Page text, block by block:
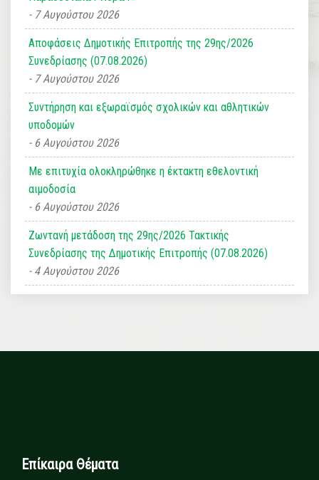
7 Αυγούστου 2026
Αποφάσεις Δημοτικής Επιτροπής της 29ης/2026
Συνεδρίασης (07.08.2026)
7 Αυγούστου 2026
Συντήρηση και εξωραϊσμός σχολικών και αθλητικών
υποδομών
6 Αυγούστου 2026
Με επιτυχία ολοκληρώθηκε η έκτακτη εθελοντική
αιμοδοσία
6 Αυγούστου 2026
Ζωντανή μετάδοση της 29ης/2026 Τακτικής
Συνεδρίασης της Δημοτικής Επιτροπής (07.08.2026)
4 Αυγούστου 2026
Επίκαιρα Θέματα